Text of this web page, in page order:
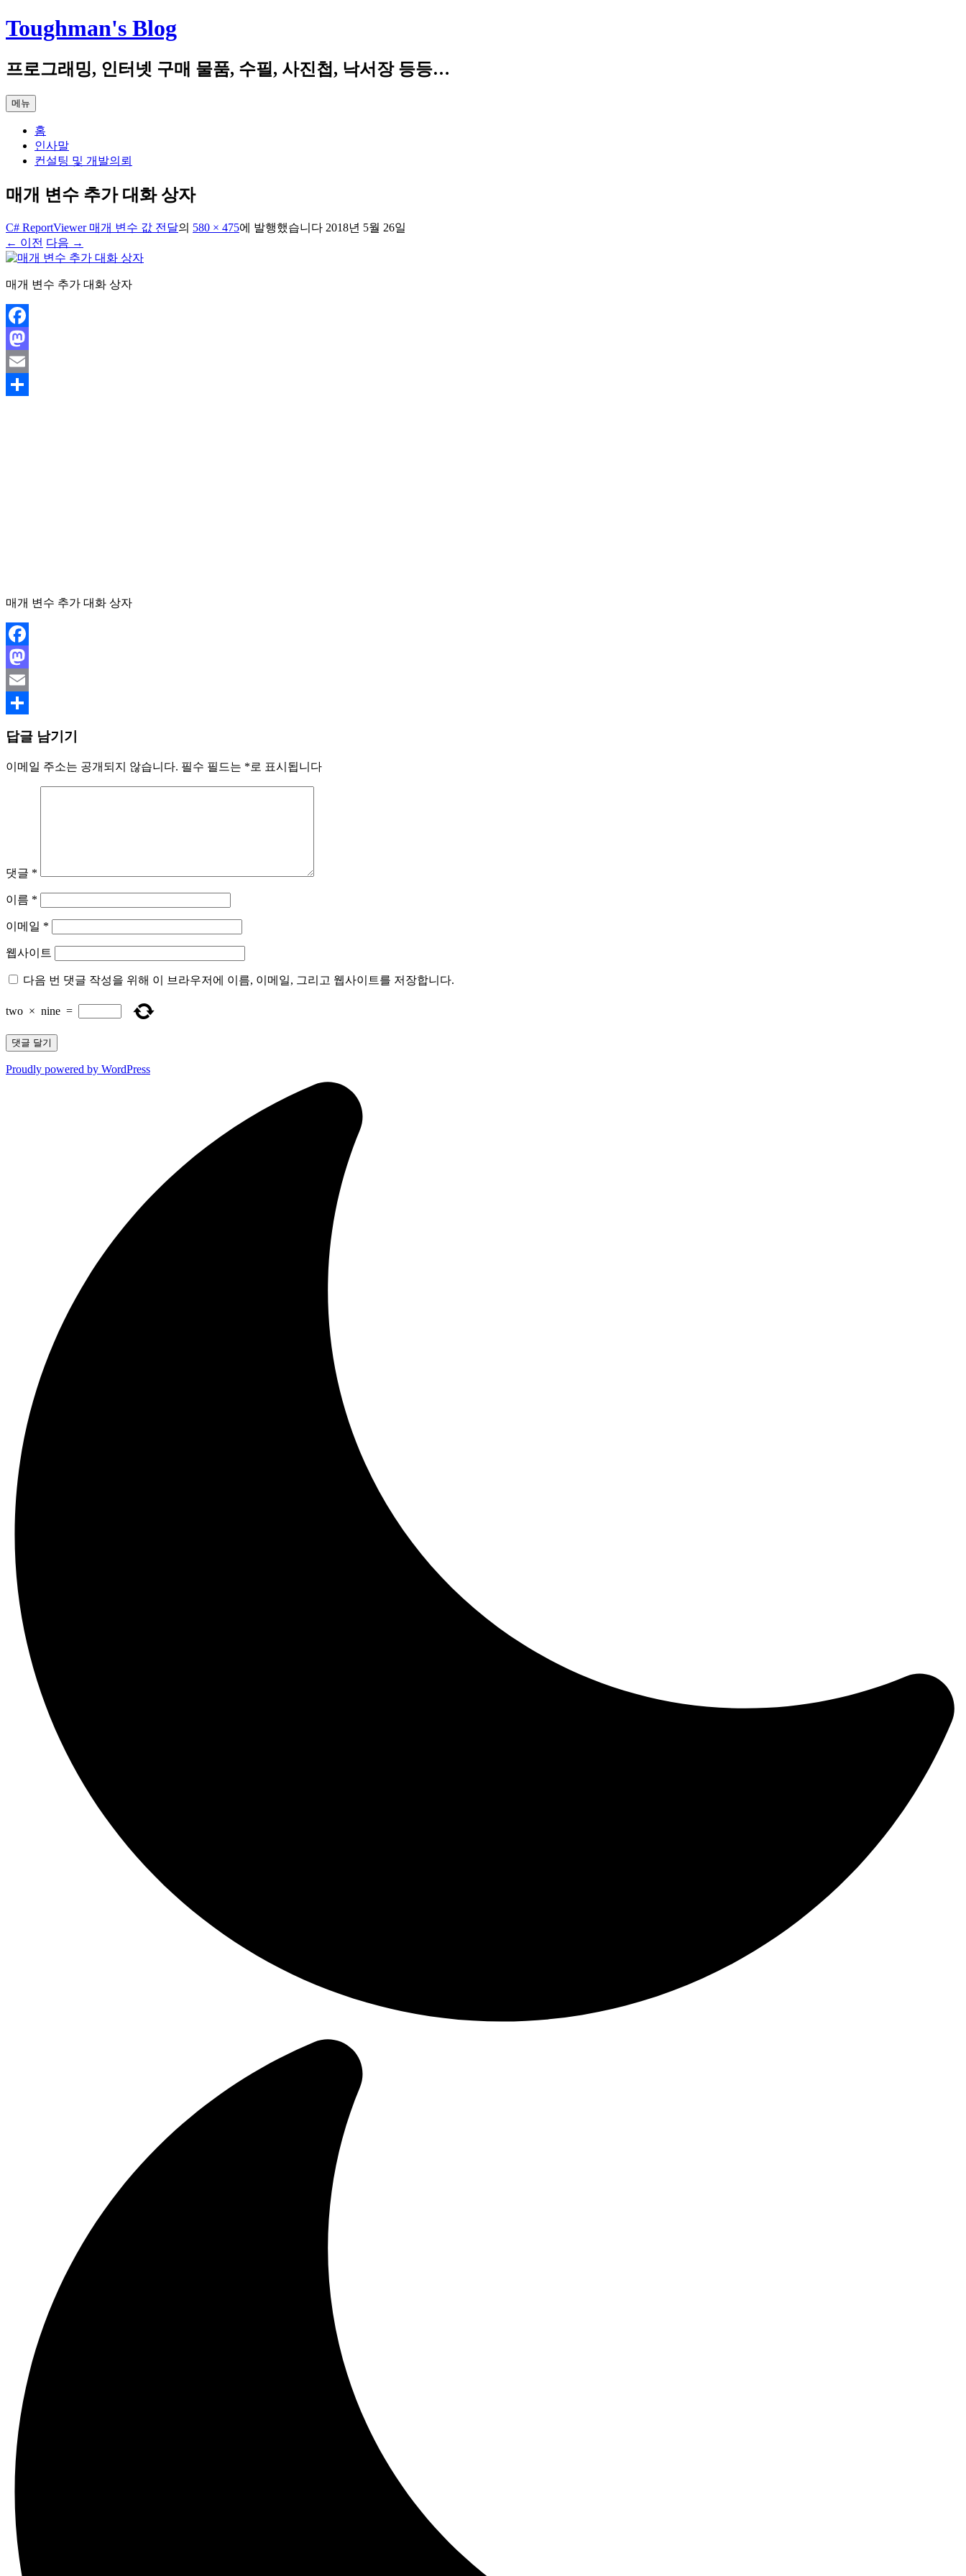
컨
텐
로
너
뛰
Toughman's Blog
프로그래밍, 인터넷 구매 물품, 수필, 사진첩, 낙서장 등등…
메뉴
홈
인사말
컨설팅 및 개발의뢰
매개 변수 추가 대화 상자
C# ReportViewer 매개 변수 값 전달의 580 × 475에 발행했습니다 2018년 5월 26일
← 이전 다음 →
매개 변수 추가 대화 상자
Facebook
Mastodon
Email
매개 변수 추가 대화 상자
Facebook
Mastodon
Email
답글 남기기
이메일 주소는 공개되지 않습니다. 필수 필드는 *로 표시됩니다
댓글 *
이름 *
이메일 *
웹사이트
다음 번 댓글 작성을 위해 이 브라우저에 이름, 이메일, 그리고 웹사이트를 저장합니다.
two × nine =
Proudly powered by WordPress